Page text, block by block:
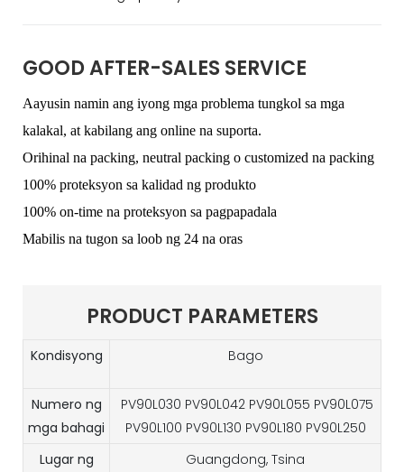
GOOD AFTER-SALES SERVICE
Aayusin namin ang iyong mga problema tungkol sa mga
kalakal, at kabilang ang online na suporta.
Orihinal na packing, neutral packing o customized na packing
100% proteksyon sa kalidad ng produkto
100% on-time na proteksyon sa pagpapadala
Mabilis na tugon sa loob ng 24 na oras
PRODUCT PARAMETERS
Kondisyong Bago
Numero ng
mga bahagi
PV90L030 PV90L042 PV90L055 PV90L075
PV90L100 PV90L130 PV90L180 PV90L250
Lugar ng
Guangdong, Tsina